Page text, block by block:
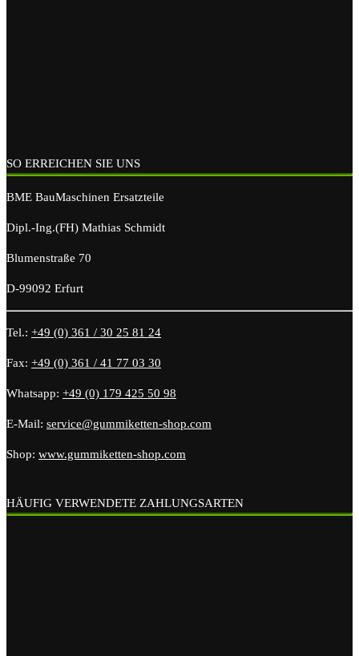
SO ERREICHEN SIE UNS
BME BauMaschinen Ersatzteile
Dipl.-Ing.(FH) Mathias Schmidt
Blumenstraße 70
D-99092 Erfurt
Tel.: +49 (0) 361 / 30 25 81 24
Fax: +49 (0) 361 / 41 77 03 30
Whatsapp: +49 (0) 179 425 50 98
E-Mail: service@gummiketten-shop.com
Shop: www.gummiketten-shop.com
HÄUFIG VERWENDETE ZAHLUNGSARTEN